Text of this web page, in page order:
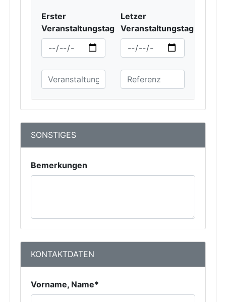
Erster
Veranstaltungstag
Letzer
Veranstaltungstag
SONSTIGES
Bemerkungen
KONTAKTDATEN
Vorname, Name*